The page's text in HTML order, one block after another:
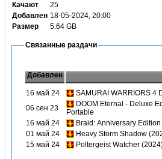
Качают
25
Добавлен 18-05-2024, 20:00
Размер
5.64 GB
Связанные раздачи
Добавлен
16 май 24
SAMURAI WARRIORS 4
06 сен 23
DOOM Eternal - Deluxe
Portable
16 май 24
Braid: Anniversary
01 май 24
Heavy Storm Shadow
15 май 24
Poltergeist Watcher